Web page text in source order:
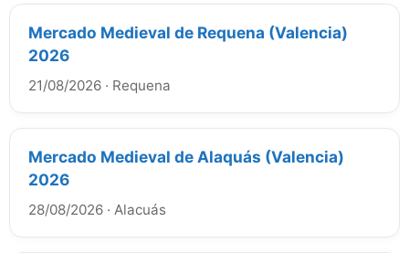
Mercado Medieval de Requena (Valencia)
2026
21/08/2026 · Requena
Mercado Medieval de Alaquás (Valencia)
2026
28/08/2026 · Alacuás